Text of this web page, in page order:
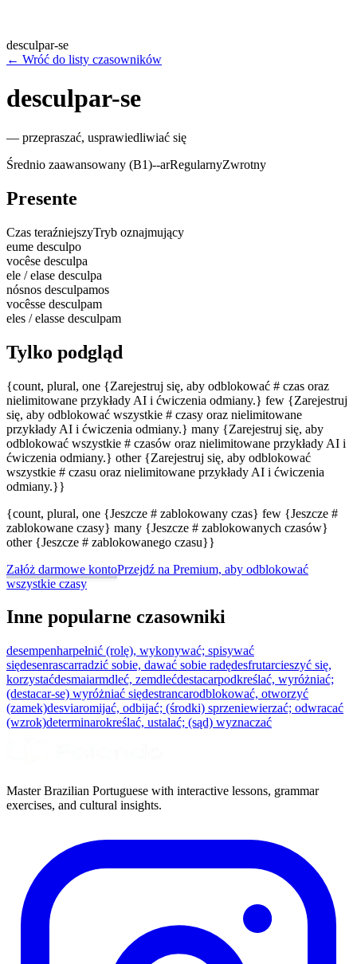
desculpar-se
← Wróć do listy czasowników
desculpar-se
— przepraszać, usprawiedliwiać się
Średnio zaawansowany (B1)--arRegularnyZwrotny
Presente
Czas teraźniejszyTryb oznajmujący
eume desculpo
vocêse desculpa
ele / elase desculpa
nósnos desculpamos
vocêsse desculpam
eles / elasse desculpam
Tylko podgląd
{count, plural, one {Zarejestruj się, aby odblokować # czas oraz
nielimitowane przykłady AI i ćwiczenia odmiany.} few {Zarejestruj
się, aby odblokować wszystkie # czasy oraz nielimitowane
przykłady AI i ćwiczenia odmiany.} many {Zarejestruj się, aby
odblokować wszystkie # czasów oraz nielimitowane przykłady AI i
ćwiczenia odmiany.} other {Zarejestruj się, aby odblokować
wszystkie # czasu oraz nielimitowane przykłady AI i ćwiczenia
odmiany.}}
{count, plural, one {Jeszcze # zablokowany czas} few {Jeszcze #
zablokowane czasy} many {Jeszcze # zablokowanych czasów}
other {Jeszcze # zablokowanego czasu}}
Załóż darmowe kontoPrzejdź na Premium, aby odblokować
wszystkie czasy
Inne popularne czasowniki
desempenharpełnić (rolę), wykonywać; spisywać
siędesenrascarradzić sobie, dawać sobie radędesfrutarcieszyć się,
korzystaćdesmaiarmdleć, zemdlećdestacarpodkreślać, wyróżniać;
(destacar-se) wyróżniać siędestrancarodblokować, otworzyć
(zamek)desviaromijać, odbijać; (środki) sprzeniewierzać; odwracać
(wzrok)determinarokreślać, ustalać; (sąd) wyznaczać
Master Brazilian Portuguese with interactive lessons, grammar
exercises, and cultural insights.